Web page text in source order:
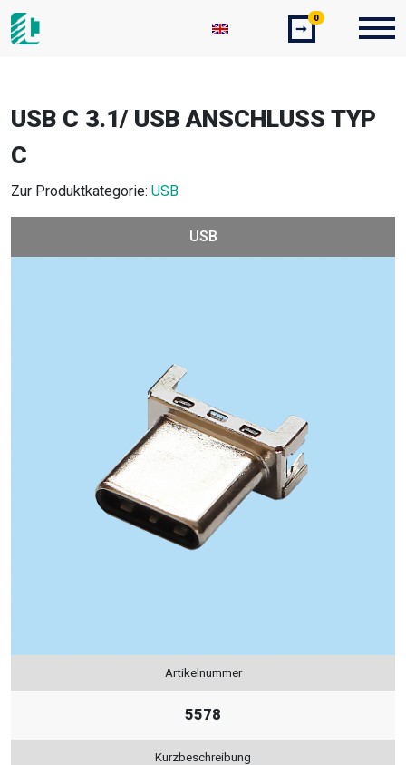
➞
0
USB C 3.1/ USB ANSCHLUSS TYP
C
Zur Produktkategorie: USB
USB
Artikelnummer
5578
Kurzbeschreibung